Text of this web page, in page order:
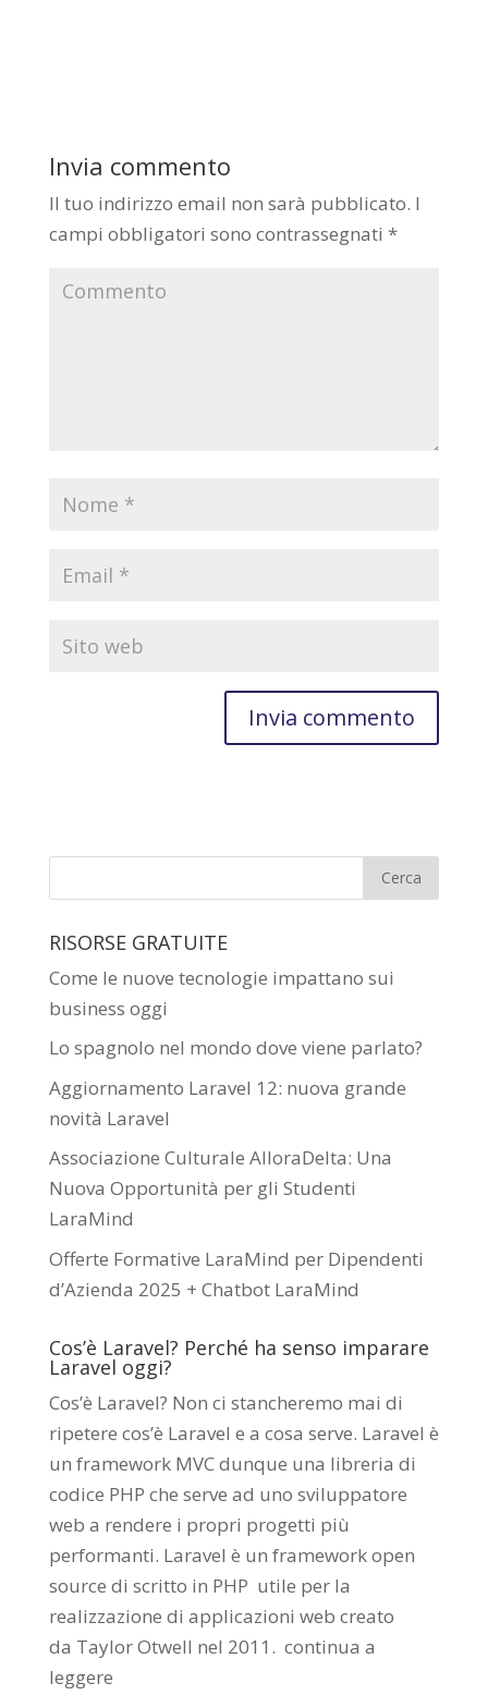
Invia commento
Il tuo indirizzo email non sarà pubblicato. I
campi obbligatori sono contrassegnati *
RISORSE GRATUITE
Come le nuove tecnologie impattano sui
business oggi
Lo spagnolo nel mondo dove viene parlato?
Aggiornamento Laravel 12: nuova grande
novità Laravel
Associazione Culturale AlloraDelta: Una
Nuova Opportunità per gli Studenti
LaraMind
Offerte Formative LaraMind per Dipendenti
d’Azienda 2025 + Chatbot LaraMind
Cos’è Laravel? Perché ha senso imparare
Laravel oggi?
Cos’è Laravel? Non ci stancheremo mai di
ripetere cos’è Laravel e a cosa serve. Laravel è
un framework MVC dunque una libreria di
codice PHP che serve ad uno sviluppatore
web a rendere i propri progetti più
performanti. Laravel è un framework open
source di scritto in PHP utile per la
realizzazione di applicazioni web creato
da Taylor Otwell nel 2011. continua a
leggere